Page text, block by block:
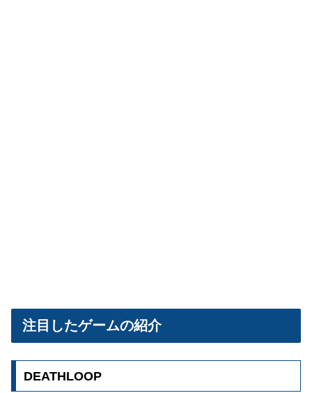
注目したゲームの紹介
DEATHLOOP